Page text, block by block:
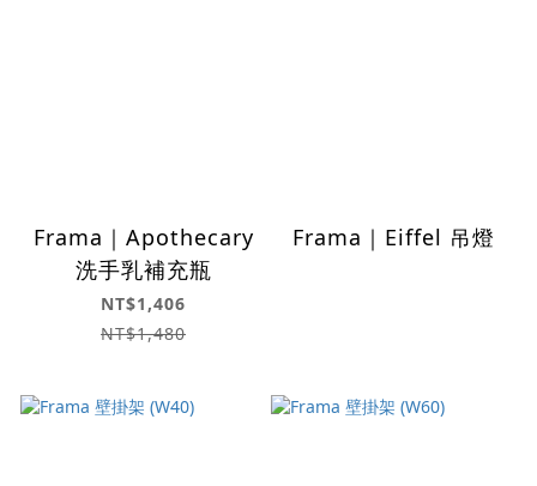
Frama｜Apothecary
洗手乳補充瓶
NT$1,406
NT$1,480
Frama｜Eiffel 吊燈